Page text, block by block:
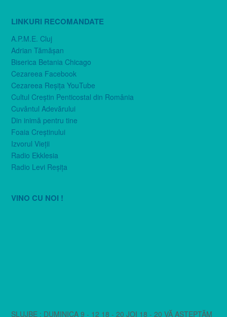
LINKURI RECOMANDATE
A.P.M.E. Cluj
Adrian Tămăşan
Biserica Betania Chicago
Cezareea Facebook
Cezareea Reşiţa YouTube
Cultul Creştin Penticostal din România
Cuvântul Adevărului
Din inimă pentru tine
Foaia Creştinului
Izvorul Vieţii
Radio Ekklesia
Radio Levi Reşiţa
VINO CU NOI !
SLUJBE : DUMINICA 9 - 12 18 - 20 JOI 18 - 20 VĂ AȘTEPTĂM